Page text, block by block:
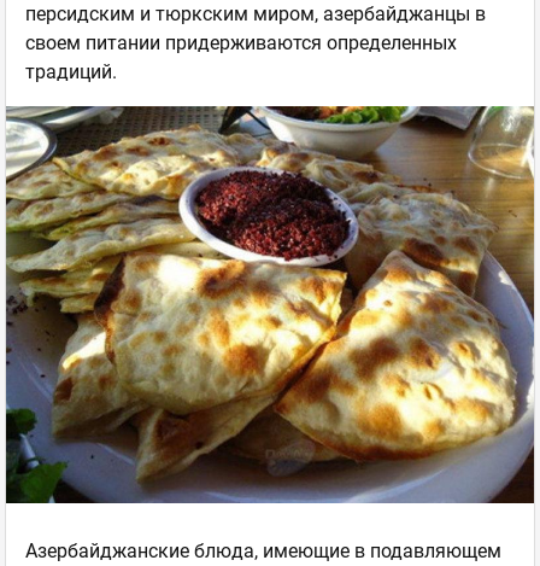
персидским и тюркским миром, азербайджанцы в
своем питании придерживаются определенных
традиций.
Азербайджанские блюда, имеющие в подавляющем